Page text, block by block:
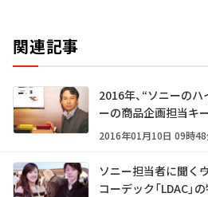
関連記事
2016年、“ソニーのハ
ーの商品企画担当キ
2016年01月10日 09時
ソニー担当者に聞く――
コーデック「LDAC」